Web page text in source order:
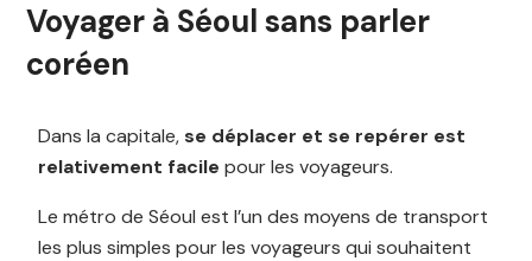
Voyager à Séoul sans parler
coréen
Dans la capitale, se déplacer et se repérer est
relativement facile pour les voyageurs.
Le métro de Séoul est l’un des moyens de transport
les plus simples pour les voyageurs qui souhaitent